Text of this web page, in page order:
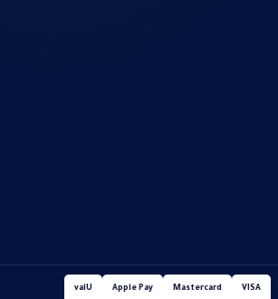
VISA
Mastercard
Apple Pay
valU